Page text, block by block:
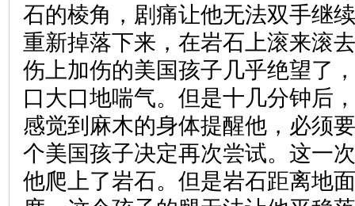
石的棱角，剧痛让他无法双手继
重新掉落下来，在岩石上滚来滚
伤上加伤的美国孩子几乎绝望了
口大口地喘气。但是十几分钟后
感觉到麻木的身体提醒他，必须
个美国孩子决定再次尝试。这一
他爬上了岩石。但是岩石距离地